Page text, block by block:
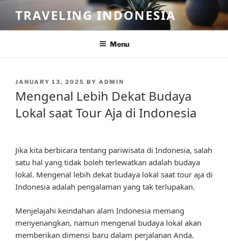
content
TRAVELING INDONESIA
Menu
POSTED
JANUARY 13, 2025 BY ADMIN
Mengenal Lebih Dekat Budaya
Lokal saat Tour Aja di Indonesia
Jika kita berbicara tentang pariwisata di Indonesia, salah
satu hal yang tidak boleh terlewatkan adalah budaya
lokal. Mengenal lebih dekat budaya lokal saat tour aja di
Indonesia adalah pengalaman yang tak terlupakan.
Menjelajahi keindahan alam Indonesia memang
menyenangkan, namun mengenal budaya lokal akan
memberikan dimensi baru dalam perjalanan Anda.